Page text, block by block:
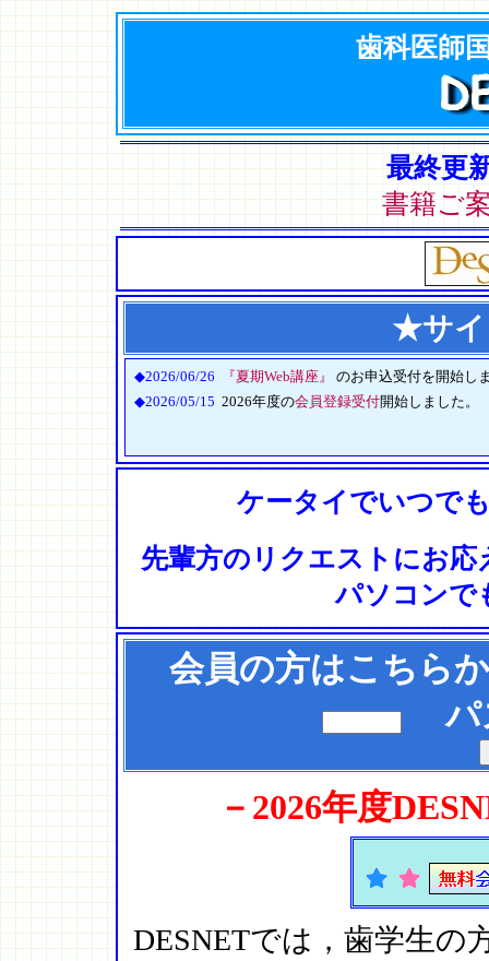
歯科医師
最終更
書籍ご
★サイ
◆2026/06/26 『夏期Web講座』
のお申込受付を開始し
◆2026/05/15 2026年度の会員登録受付開始しました。
ケータイでいつで
先輩方のリクエストにお応
パソコンで
会員の方はこちら
パ
－2026年度
DESNETでは，歯学生の